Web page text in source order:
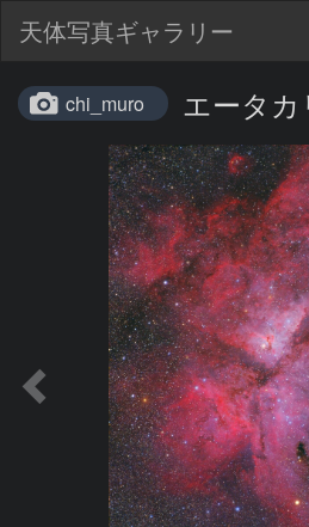
天体写真ギャラリー
chi_muro エータ